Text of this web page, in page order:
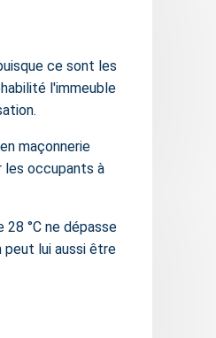
ce sont les
l'immeuble
maçonnerie
les occupants à
°C ne dépasse
peut lui aussi être